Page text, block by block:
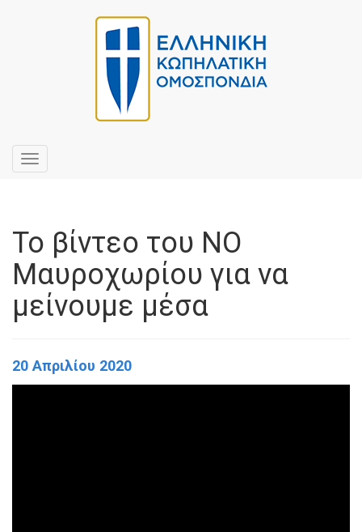
Toggle
navigation
Το βίντεο του ΝΟ
Μαυροχωρίου για να
μείνουμε μέσα
20 Απριλίου 2020